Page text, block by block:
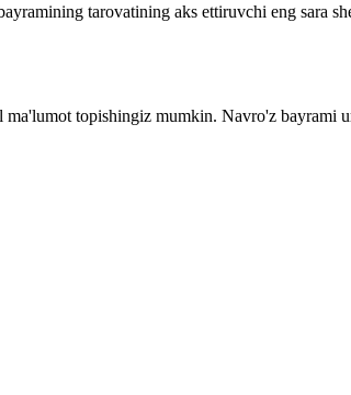
tarovatining aks ettiruvchi eng sara
topishingiz mumkin. Navro'z